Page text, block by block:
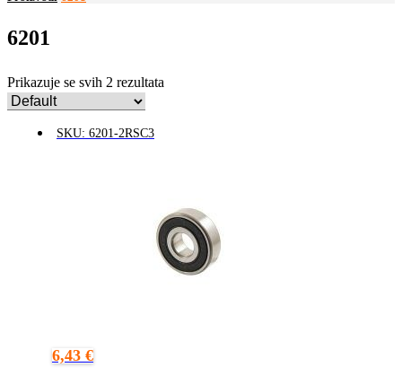
6201
Prikazuje se svih 2 rezultata
SKU: 6201-2RSC3
6,43 €